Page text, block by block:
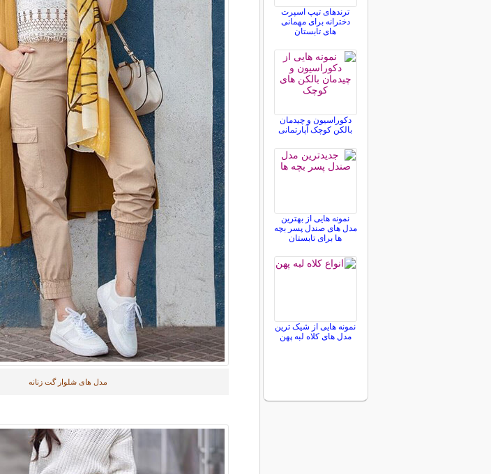
مدل های شلوار گت زنانه
ترندهای تیپ اسپرت
دخترانه برای مهمانی
های تابستان
دکوراسیون و چیدمان
بالکن کوچک آپارتمانی
نمونه هایی از بهترین
مدل های صندل پسر بچه
ها برای تابستان
نمونه هایی از شیک ترین
مدل های کلاه لبه پهن